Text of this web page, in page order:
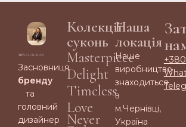
Колекції
суконь
Masterpiece
Delight
Timeless
Love
Never
Наша
локація
Наше
виробництво
знаходиться
в
м.Чернівці,
Україна
Засновниця
бренду
та
головний
дизайнер